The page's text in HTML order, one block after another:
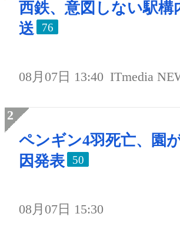
西鉄、意図しない駅構
送
76
08月07日 13:40 ITmedia
ペンギン4羽死亡、園
因発表
50
08月07日 15:30